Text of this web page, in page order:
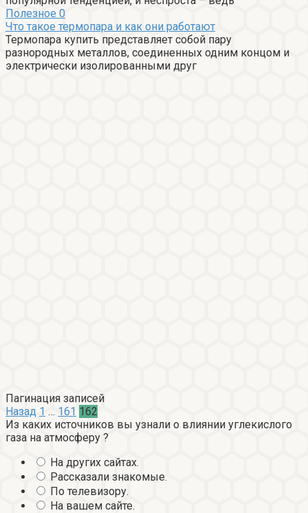
Полезное 0
Что такое термопара и как они работают
Термопара купить представляет собой пару
разнородных металлов, соединенных одним концом и
электрически изолированными друг
Пагинация записей
Назад 1 … 161 162
Из каких источников вы узнали о влиянии углекислого
газа на атмосферу ?
На других сайтах.
Рассказали знакомые.
По телевизору.
На вашем сайте.